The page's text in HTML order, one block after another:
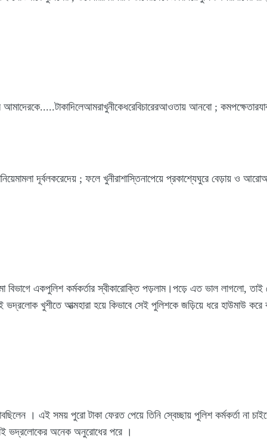
আমাদেরকে.....টাকাদিলেআমরাখুনীকেধরেবিচারেরআওতায় আনবো ;
দূর্বলকরেদেয় ; ফলে খুনীরাশাস্তিনাপেয়ে প্রকাশ্যেঘুরে বেড়ায় ও
বিভাগে একপুলিশ কর্মকর্তার স্বীকারোক্তি পড়লাম।পড়ে এত ভাল লাগলো,
ভদ্রলোক খুশীতে আত্মহারা হয়ে কিভাবে সেই পুলিশকে জড়িয়ে ধরে হাউমাউ করে
। এই সময় পুরো টাকা ফেরত পেয়ে তিনি স্বেচ্ছায় পুলিশ কর্মকর্তা না
ভদ্রলোকের অনেক অনুরোধের পরে ।